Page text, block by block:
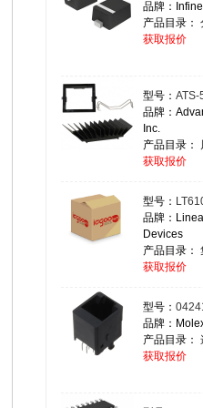
品牌：
产品目录：
获取报价
型号：
品牌：
Inc.
产品目录：
获取报价
型号：
品牌：
Devices
产品目录：
获取报价
型号：
品牌：
产品目录：
获取报价